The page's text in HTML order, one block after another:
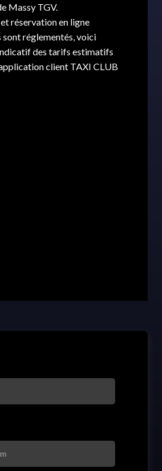
Massy TGV.
réservation en ligne
sont réglementés, voici
des tarifs estimatifs
client TAXI CLUB